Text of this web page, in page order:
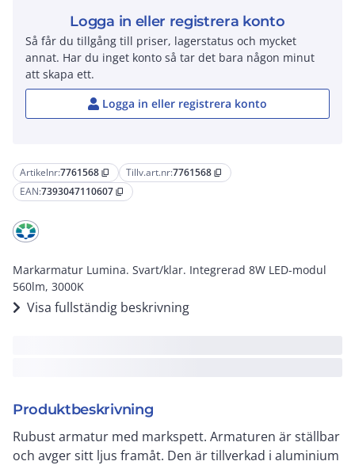
Artikelnr:7761568 content_copy Tillv.art.nr:7761568 content_copy
EAN:7393047110607 content_copy
Markarmatur Lumina. Svart/klar. Integrerad 8W LED-modul
560lm, 3000K
Visa fullständig beskrivning
Produktbeskrivning
Rubust armatur med markspett. Armaturen är ställbar
och avger sitt ljus framåt. Den är tillverkad i aluminium
Logga in eller registrera konto
Så får du tillgång till priser, lagerstatus och mycket
annat. Har du inget konto så tar det bara någon minut
att skapa ett.
Logga in eller registrera konto